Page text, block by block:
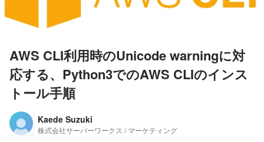
AWS CLI利用時のUnicode warningに対
応する、Python3でのAWS CLIのインス
トール手順
Kaede Suzuki
株式会社サーバーワークス / マーケティング